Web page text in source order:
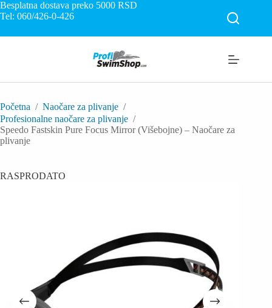
Skip
to
Besplatna dostava preko 5000 RSD
Tel: 060/426-0-426
Početna / Naočare za plivanje /
Profesionalne naočare za plivanje /
Speedo Fastskin Pure Focus Mirror (Višebojne) – Naočare za
plivanje
RASPRODATO